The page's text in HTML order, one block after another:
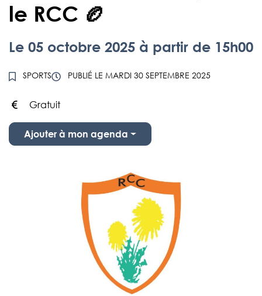
le RCC 🏉
Le 05 octobre 2025 à partir de 15h00
SPORTS PUBLIÉ LE MARDI 30 SEPTEMBRE 2025
Infos utiles
Gratuit
Ajouter à mon agenda